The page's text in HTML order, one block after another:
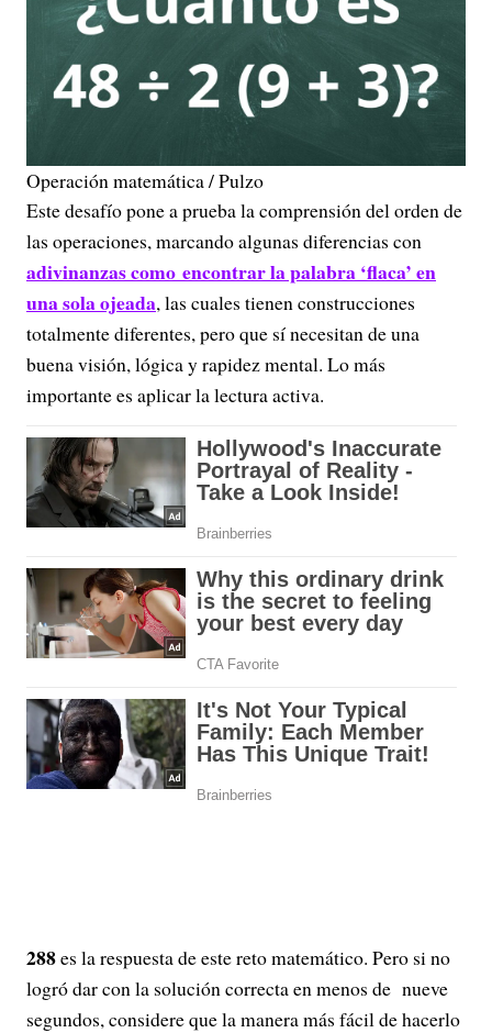
Operación matemática / Pulzo
Este desafío pone a prueba la comprensión del orden de
las operaciones, marcando algunas diferencias con
adivinanzas como encontrar la palabra ‘flaca’ en
una sola ojeada, las cuales tienen construcciones
totalmente diferentes, pero que sí necesitan de una
buena visión, lógica y rapidez mental. Lo más
importante es aplicar la lectura activa.
288es la respuesta de este reto matemático. Pero si no
logró dar con la solución correcta en menos de nueve
segundos, considere que la manera más fácil de hacerlo